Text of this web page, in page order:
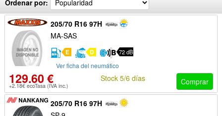
Ordenar por:
205/70 R16 97H
MA-SAS
E D 72 dB
Ver ficha del neumático
129.60 €
+2.18€ ecoTasa (IVA inc.) Comprar
Stock 5/6 días
205/70 R16 97H